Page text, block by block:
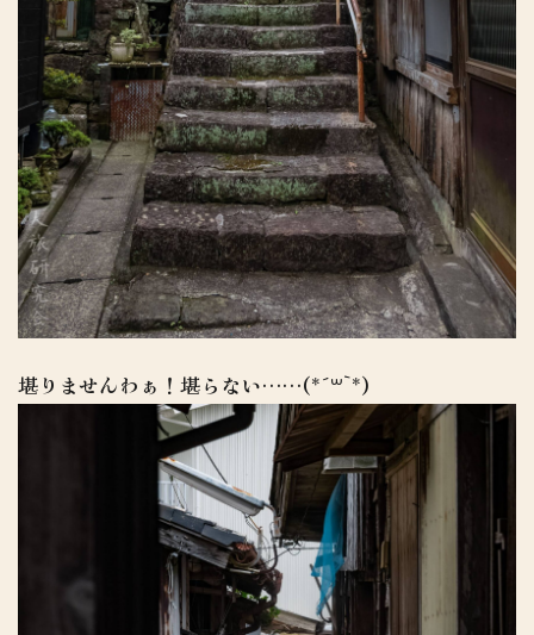
堪りませんわぁ！堪らない……(*´꒳`*)